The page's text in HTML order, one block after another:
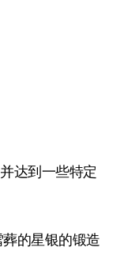
达到一些特定
的星银的锻造